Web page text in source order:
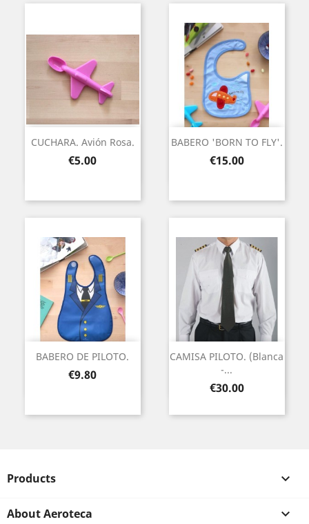
CUCHARA. Avión Rosa.
Price
€5.00
BABERO 'BORN TO FLY'.
Price
€15.00
BABERO DE PILOTO.
Price
€9.80
CAMISA PILOTO. (Blanca
-...
Price
€30.00
Products 
About Aeroteca 